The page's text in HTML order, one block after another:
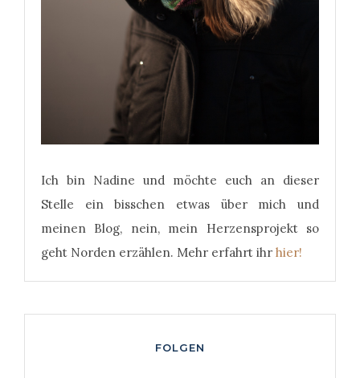
Ich bin Nadine und möchte euch an dieser
Stelle ein bisschen etwas über mich und
meinen Blog, nein, mein Herzensprojekt so
geht Norden erzählen. Mehr erfahrt ihr hier!
FOLGEN